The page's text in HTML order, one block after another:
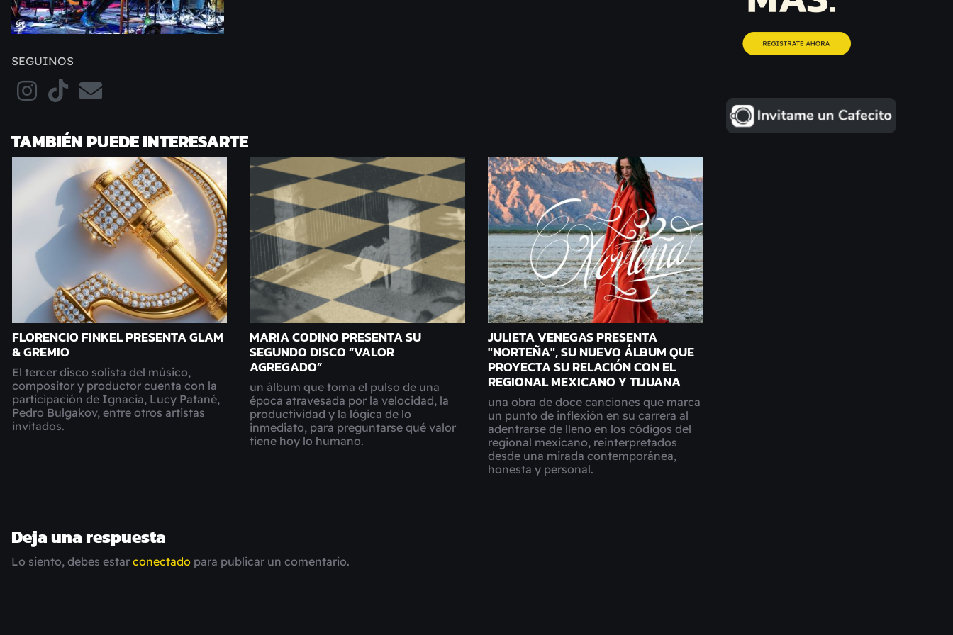
SEGUINOS
TAMBIÉN PUEDE INTERESARTE
FLORENCIO FINKEL PRESENTA GLAM
& GREMIO
El tercer disco solista del músico,
compositor y productor cuenta con la
participación de Ignacia, Lucy Patané,
Pedro Bulgakov, entre otros artistas
invitados.
MARIA CODINO PRESENTA SU
SEGUNDO DISCO “VALOR
AGREGADO”
un álbum que toma el pulso de una
época atravesada por la velocidad, la
productividad y la lógica de lo
inmediato, para preguntarse qué valor
tiene hoy lo humano.
JULIETA VENEGAS PRESENTA
"NORTEÑA", SU NUEVO ÁLBUM QUE
PROYECTA SU RELACIÓN CON EL
REGIONAL MEXICANO Y TIJUANA
una obra de doce canciones que marca
un punto de inflexión en su carrera al
adentrarse de lleno en los códigos del
regional mexicano, reinterpretados
desde una mirada contemporánea,
honesta y personal.
Deja una respuesta
Lo siento, debes estar conectado para publicar un comentario.